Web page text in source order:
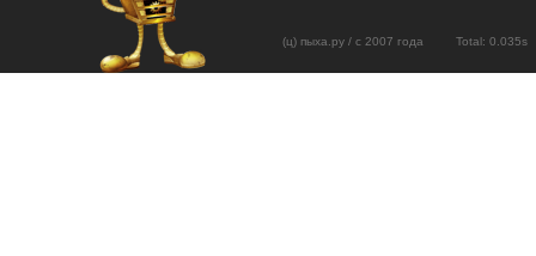
(ц) пыха.ру / с 2007 года Total: